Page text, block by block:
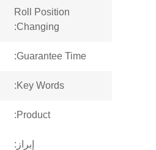
Roll Position
Changing:
Guarantee Time:
Key Words:
Product:
إبراز: